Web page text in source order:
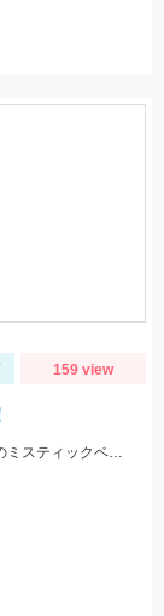
159 view
ヒットエギはTsulino THE EGI BACｋ at ONE３．５号のミスティックベリー ヤマシタエギ王Ｋ３．５号のケイムライワシ。THE EGIは以前もケンサキイカの釣果を出しており、オススメエギです！